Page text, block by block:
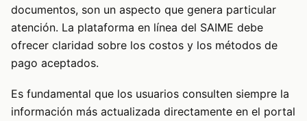
documentos, son un aspecto que genera particular
atención. La plataforma en línea del SAIME debe
ofrecer claridad sobre los costos y los métodos de
pago aceptados.
Es fundamental que los usuarios consulten siempre la
información más actualizada directamente en el portal